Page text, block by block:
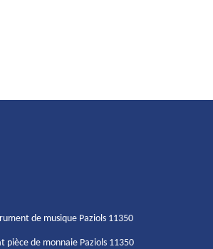
de musique Paziols 11350
pièce de monnaie Paziols 11350